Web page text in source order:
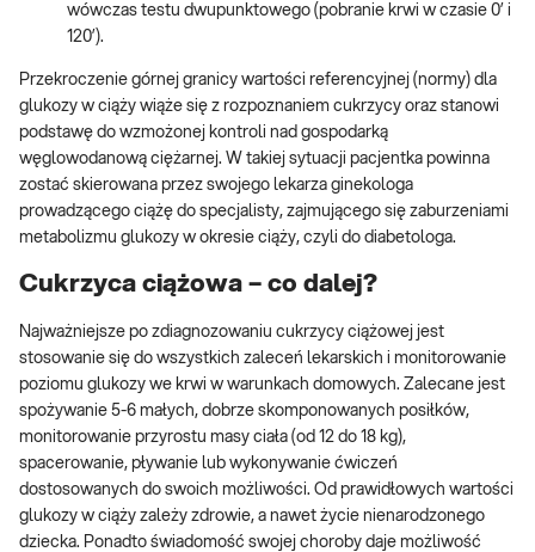
wówczas testu dwupunktowego (pobranie krwi w czasie 0’ i
120’).
Przekroczenie górnej granicy wartości referencyjnej (normy) dla
glukozy w ciąży wiąże się z rozpoznaniem cukrzycy oraz stanowi
podstawę do wzmożonej kontroli nad gospodarką
węglowodanową ciężarnej. W takiej sytuacji pacjentka powinna
zostać skierowana przez swojego lekarza ginekologa
prowadzącego ciążę do specjalisty, zajmującego się zaburzeniami
metabolizmu glukozy w okresie ciąży, czyli do diabetologa.
Cukrzyca ciążowa – co dalej?
Najważniejsze po zdiagnozowaniu cukrzycy ciążowej jest
stosowanie się do wszystkich zaleceń lekarskich i monitorowanie
poziomu glukozy we krwi w warunkach domowych. Zalecane jest
spożywanie 5-6 małych, dobrze skomponowanych posiłków,
monitorowanie przyrostu masy ciała (od 12 do 18 kg),
spacerowanie, pływanie lub wykonywanie ćwiczeń
dostosowanych do swoich możliwości. Od prawidłowych wartości
glukozy w ciąży zależy zdrowie, a nawet życie nienarodzonego
dziecka. Ponadto świadomość swojej choroby daje możliwość